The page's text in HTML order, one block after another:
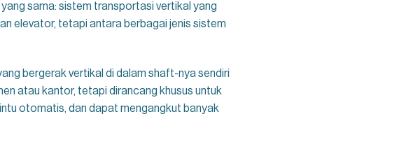
sama: sistem transportasi vertikal yang
elevator, tetapi antara berbagai jenis sistem
bergerak vertikal di dalam shaft-nya sendiri
atau kantor, tetapi dirancang khusus untuk
otomatis, dan dapat mengangkut banyak